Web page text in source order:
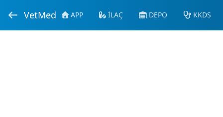
VetMed APP İLAÇ DEPO KKDS